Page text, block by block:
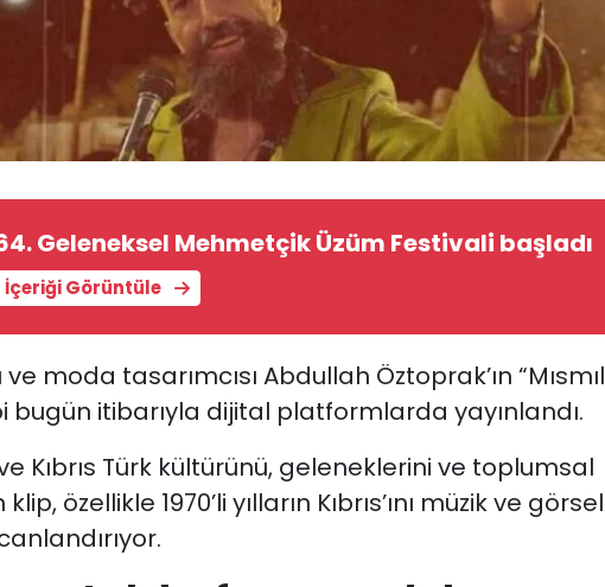
Geleneksel Mehmetçik Üzüm Festivali başladı
İçeriği Görüntüle
ve moda tasarımcısı Abdullah Öztoprak’ın “Mısmıl
bugün itibarıyla dijital platformlarda yayınlandı.
Kıbrıs Türk kültürünü, geleneklerini ve toplumsal
özellikle 1970’li yılların Kıbrıs’ını müzik ve görsel